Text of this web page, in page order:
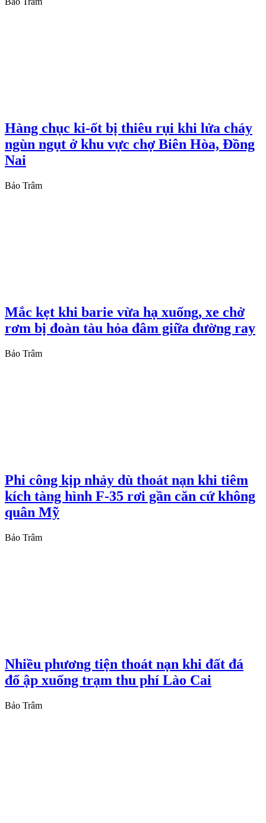
Hàng chục ki-ốt bị thiêu rụi khi lửa cháy
ngùn ngụt ở khu vực chợ Biên Hòa, Đồng
Nai
Bảo Trâm
Mắc kẹt khi barie vừa hạ xuống, xe chở
rơm bị đoàn tàu hỏa đâm giữa đường ray
Bảo Trâm
Phi công kịp nhảy dù thoát nạn khi tiêm
kích tàng hình F-35 rơi gần căn cứ không
quân Mỹ
Bảo Trâm
Nhiều phương tiện thoát nạn khi đất đá
đổ ập xuống trạm thu phí Lào Cai
Bảo Trâm